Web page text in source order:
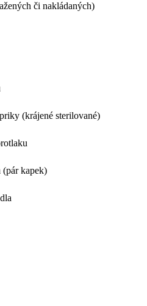
či nakládaných)
(krájené sterilované)
(pár kapek)